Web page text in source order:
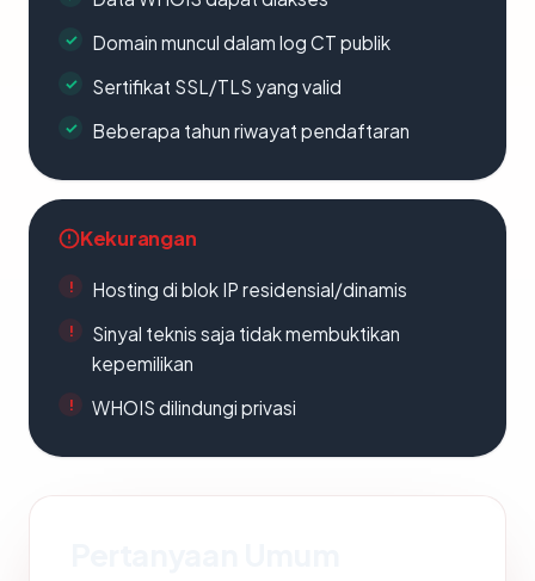
Domain muncul dalam log CT publik
Sertifikat SSL/TLS yang valid
Beberapa tahun riwayat pendaftaran
Kekurangan
Hosting di blok IP residensial/dinamis
Sinyal teknis saja tidak membuktikan
kepemilikan
WHOIS dilindungi privasi